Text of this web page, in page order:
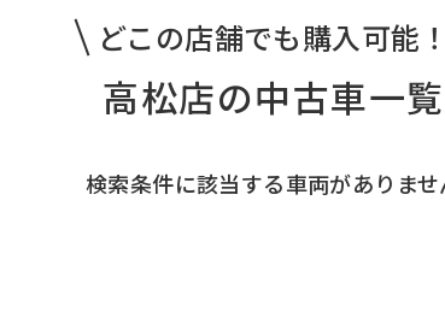
どこの店舗でも購入可能！
高松店の中古車一覧
検索条件に該当する車両がありませ